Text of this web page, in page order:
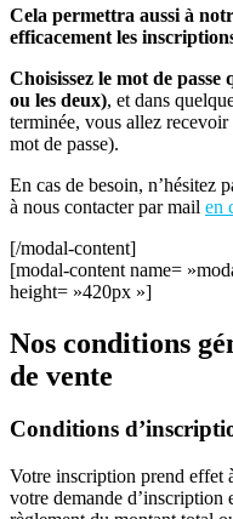
Cela permettra aussi à
efficacement les
Choisissez le mot de
ou les deux), et dans
terminée, vous allez
mot de passe).
En cas de besoin, n’hésitez
à nous contacter par mail en
[/modal-content]
[modal-content name=
height= »420px »]
Nos conditions
de vente
Conditions
Votre inscription prend effet
votre demande d’inscription